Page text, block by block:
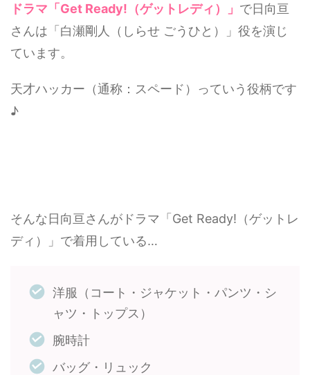
ドラマ「Get Ready!（ゲットレディ）」 で日向亘
さんは「白瀬剛人（しらせ ごうひと）」役を演じ
ています。
天才ハッカー（通称：スペード）っていう役柄です
♪
そんな日向亘さんがドラマ「Get Ready!（ゲットレ
ディ）」で着用している…
洋服（コート・ジャケット・パンツ・シ
ャツ・トップス）
腕時計
バッグ・リュック